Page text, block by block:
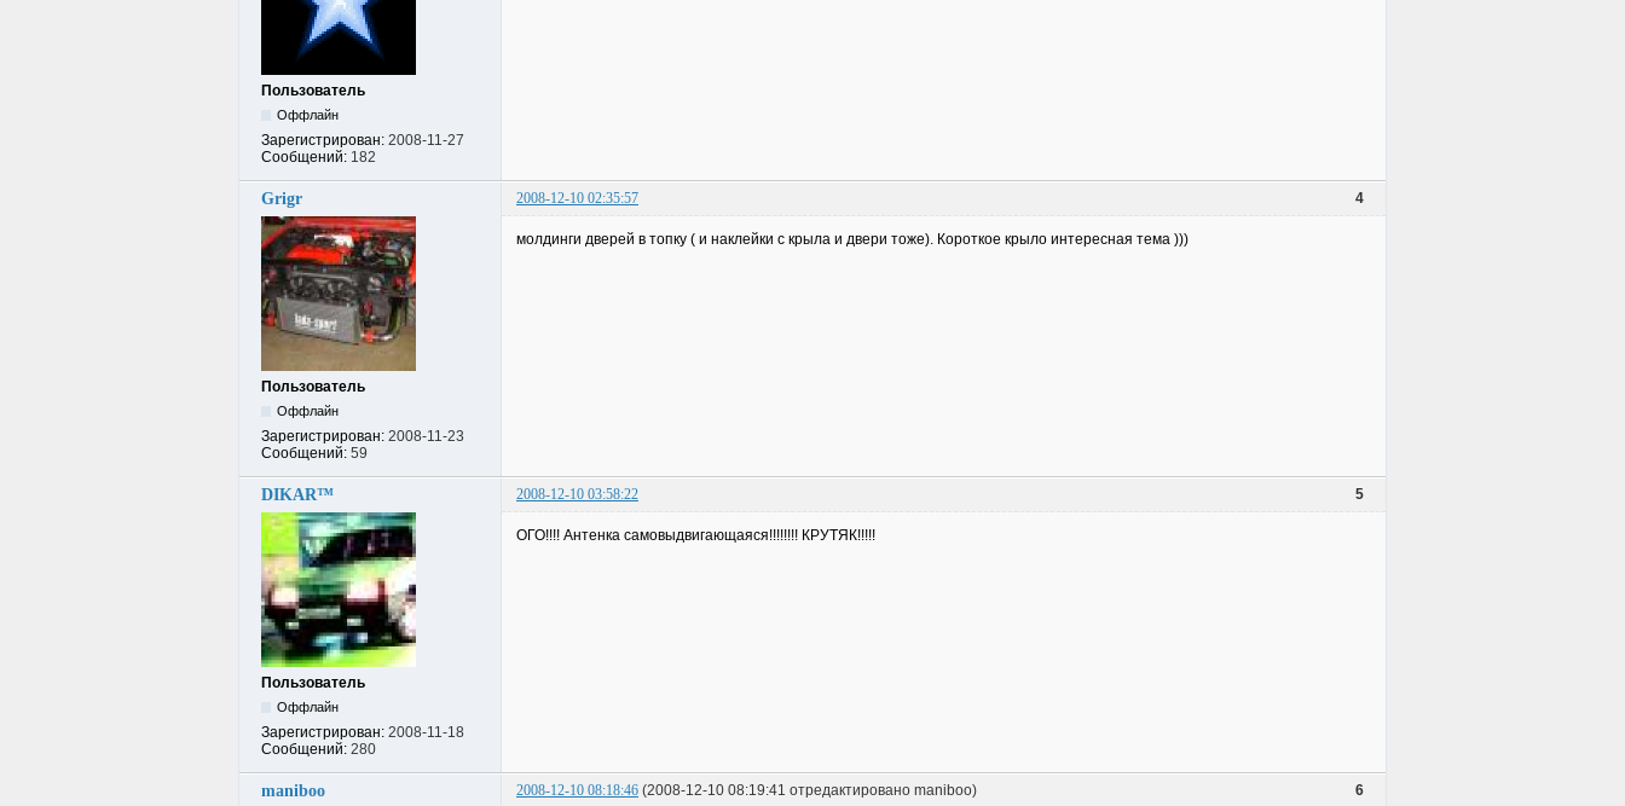
Пользователь
Оффлайн
Зарегистрирован: 2008-11-27
Сообщений: 182
4
Grigr 2008-12-10 02:35:57
Пользователь
Оффлайн
Зарегистрирован: 2008-11-23
Сообщений: 59
молдинги дверей в топку ( и наклейки с крыла и двери тоже). Короткое крыло интересная тема )))
5
DIKAR™ 2008-12-10 03:58:22
Пользователь
Оффлайн
Зарегистрирован: 2008-11-18
Сообщений: 280
ОГО!!!! Антенка самовыдвигающаяся!!!!!!!! КРУТЯК!!!!!
6
maniboo 2008-12-10 08:18:46 (2008-12-10 08:19:41 отредактировано maniboo)